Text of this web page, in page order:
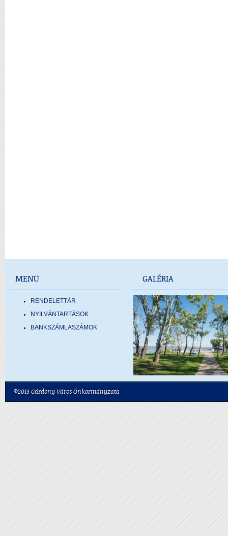
MENÜ
RENDELETTÁR
NYILVÁNTARTÁSOK
BANKSZÁMLASZÁMOK
GALÉRIA
©2013 Gárdony Város Önkormányzata